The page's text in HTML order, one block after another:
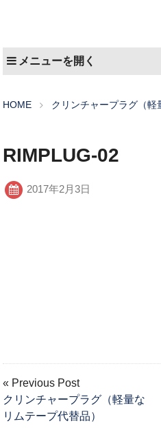
メニューを開く
HOME クリンチャープラグ（軽
RIMPLUG-02
2017年2月3日
« Previous Post
クリンチャープラグ（軽量な
リムテープ代替品）